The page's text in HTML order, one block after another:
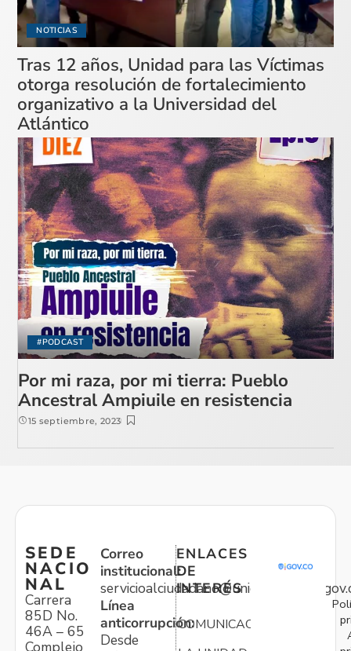
NOTICIAS
Tras 12 años, Unidad para las Víctimas
otorga resolución de fortalecimiento
organizativo a la Universidad del
Atlántico
#PODCAST
Por mi raza, por mi tierra: Pueblo
Ancestral Ampiuile en resistencia
15 septiembre, 2023
SEDE
NACIO
NAL
Carrera
85D No.
46A – 65
Complejo
Correo
institucional:
Línea
anticorrupción:
Desde
ENLACES
DE
INTERÉS
COMUNICACIONES